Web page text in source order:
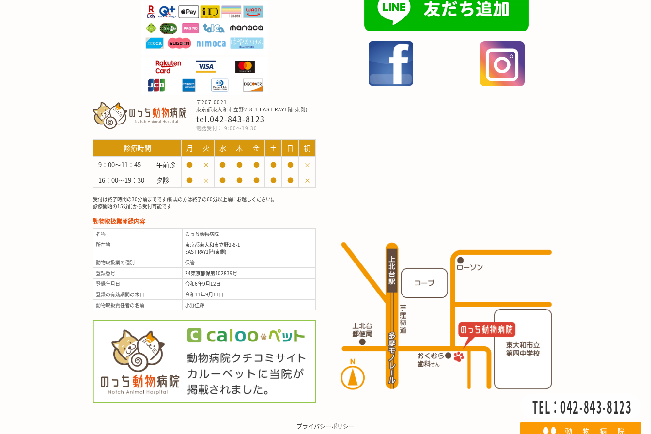
〒207-0021
東京都東大和市立野2-8-1 EAST RAY1階(東側)
tel.042-843-8123
電話受付： 9:00～19:30
診療時間 月 火 水 木 金 土 日 祝
9：00～11：45 午前診 ● × ● ● ● ● ●
×
16：00～19：30
夕診 ● × ● ● ● ● ● ×
受付は終了時間の30分前までです(新規の方は終了の60分以上前にお越しください)。
診療開始の15分前から受付可能です
動物取扱業登録内容
名称
のっち動物病院
所在地
東京都東大和市立野2-8-1
EAST RAY1階(東側)
動物取扱業の種別
保管
登録番号
24東京都保第102839号
登録年月日
令和6年9月12日
登録の有効期間の末日
令和11年9月11日
動物取扱責任者の名前
小野佳輝
プライバシーポリシー
TEL：042-843-8123